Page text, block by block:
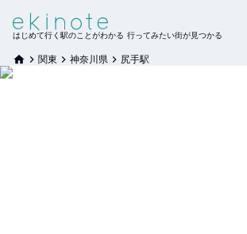
はじめて行く駅のことがわかる 行ってみたい街が見つかる
関東 神奈川県 尻手駅